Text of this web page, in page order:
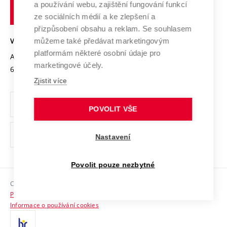
Transfer znalostí
Open Science
Projekty
Projekty ze strukturálních fondů
Specifický výzkum
Mezinárodní dohody
Univerzitní sítě
Podnikavá univerzita / ContriBUTe
Bezpečná univerzita
Vyznamenání
Organizační struktura
Ochrana osobních údajů
odkaz)
Sociální bezpečí
HR Award
technické
Brně
VYSOKÉ UČENÍ TECHNICKÉ V BRNĚ
Antonínská 548/1
602 00 Brno
www.vut.cz
vut@vutbr.cz
Copyright © 2026 VUT
Prohlášení o přístupnosti
Informace o používání cookies
a používání webu, zajištění fungování funkcí
ze sociálních médií a ke zlepšení a
přizpůsobení obsahu a reklam. Se souhlasem
můžeme také předávat marketingovým
platformám některé osobní údaje pro
marketingové účely.
Zjistit více
POVOLIT VŠE
Nastavení
Povolit pouze nezbytné